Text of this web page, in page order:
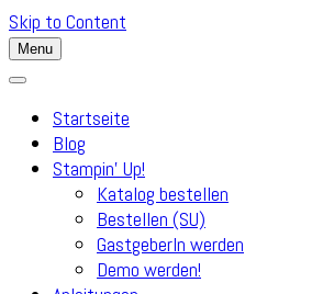
Skip to Content
Menu
Startseite
Blog
Stampin’ Up!
Katalog bestellen
Bestellen (SU)
GastgeberIn werden
Demo werden!